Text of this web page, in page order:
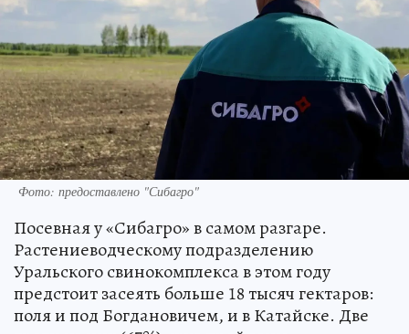
Фото: предоставлено "Сибагро"
Посевная у «Сибагро» в самом разгаре.
Растениеводческому подразделению
Уральского свинокомплекса в этом году
предстоит засеять больше 18 тысяч гектаров:
поля и под Богдановичем, и в Катайске. Две